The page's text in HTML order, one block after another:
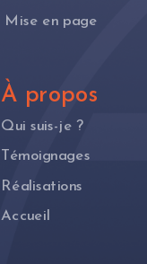
Mise en page
À propos
Qui suis-je ?
Témoignages
Réalisations
Accueil